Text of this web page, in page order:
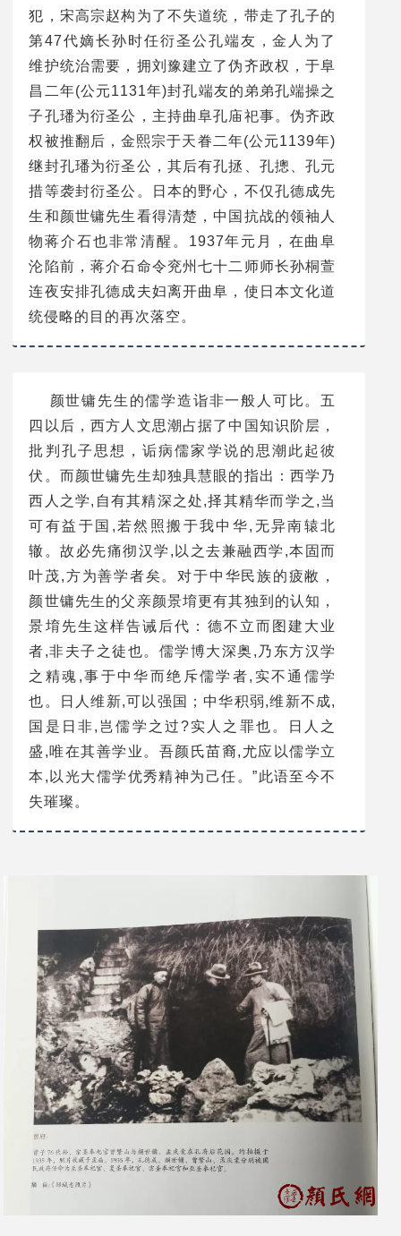
犯，宋高宗赵构为了不失道统，带走了孔子的
第47代嫡长孙时任衍圣公孔端友，金人为了
维护统治需要，拥刘豫建立了伪齐政权，于阜
昌二年(公元1131年)封孔端友的弟弟孔端操之
子孔璠为衍圣公，主持曲阜孔庙祀事。伪齐政
权被推翻后，金熙宗于天眷二年(公元1139年)
继封孔璠为衍圣公，其后有孔拯、孔摠、孔元
措等袭封衍圣公。日本的野心，不仅孔德成先
生和颜世镛先生看得清楚，中国抗战的领袖人
物蒋介石也非常清醒。1937年元月，在曲阜
沦陷前，蒋介石命令兖州七十二师师长孙桐萱
连夜安排孔德成夫妇离开曲阜，使日本文化道
统侵略的目的再次落空。
颜世镛先生的儒学造诣非一般人可比。五
四以后，西方人文思潮占据了中国知识阶层，
批判孔子思想，诟病儒家学说的思潮此起彼
伏。而颜世镛先生却独具慧眼的指出：西学乃
西人之学,自有其精深之处,择其精华而学之,当
可有益于国,若然照搬于我中华,无异南辕北
辙。故必先痛彻汉学,以之去兼融西学,本固而
叶茂,方为善学者矣。对于中华民族的疲敝，
颜世镛先生的父亲颜景堉更有其独到的认知，
景堉先生这样告诫后代：德不立而图建大业
者,非夫子之徒也。儒学博大深奥,乃东方汉学
之精魂,事于中华而绝斥儒学者,实不通儒学
也。日人维新,可以强国；中华积弱,维新不成,
国是日非,岂儒学之过?实人之罪也。日人之
盛,唯在其善学业。吾颜氏苗裔,尤应以儒学立
本,以光大儒学优秀精神为己任。”此语至今不
失璀璨。